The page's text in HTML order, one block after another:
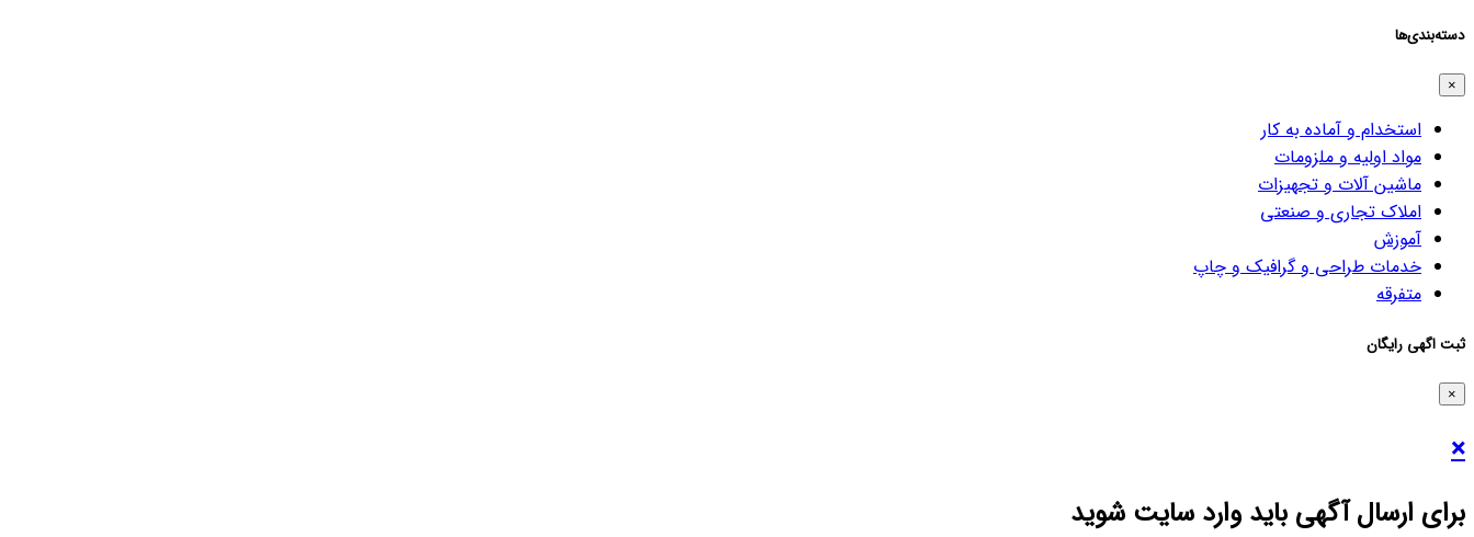
دسته‌بندی‌ها
×
استخدام و آماده به کار
مواد اولیه و ملزومات
ماشین آلات و تجهیزات
املاک تجاری و صنعتی
آموزش
خدمات طراحی و گرافیک و چاپ
متفرقه
ثبت اگهی رایگان
×
×
برای ارسال آگهی باید وارد سایت شوید